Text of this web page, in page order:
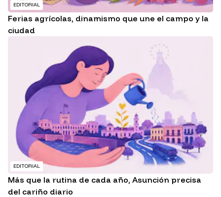
EDITORIAL
Ferias agrícolas, dinamismo que une el campo y la
ciudad
EDITORIAL
Más que la rutina de cada año, Asunción precisa
del cariño diario